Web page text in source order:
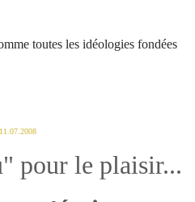
toutes les idéologies fondées
11.07.2008
pour le plaisir...